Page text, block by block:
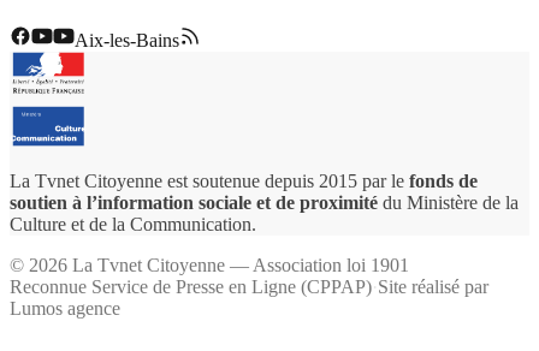
Aix-les-Bains
La Tvnet Citoyenne est soutenue depuis 2015 par le fonds de
soutien à l’information sociale et de proximité du Ministère de la
Culture et de la Communication.
© 2026 La Tvnet Citoyenne — Association loi 1901
Reconnue Service de Presse en Ligne (CPPAP)·Site réalisé par
Lumos agence